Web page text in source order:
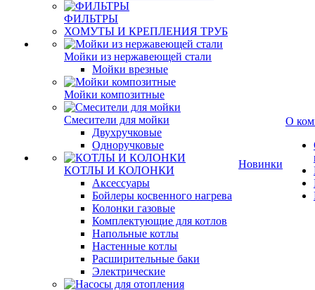
ФИЛЬТРЫ
ХОМУТЫ И КРЕПЛЕНИЯ ТРУБ
Мойки из нержавеющей стали
Мойки врезные
Мойки композитные
Смесители для мойки
Двухручковые
Одноручковые
КОТЛЫ И КОЛОНКИ
Аксессуары
Бойлеры косвенного нагрева
Колонки газовые
Комплектующие для котлов
Напольные котлы
Настенные котлы
Расширительные баки
Электрические
Новинки
О